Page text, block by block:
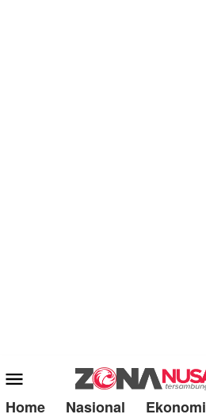
Mobile
Menu
Home Nasional Ekonomi